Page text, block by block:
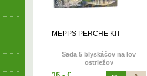
MEPPS PERCHE KIT
Sada 5 blyskáčov na lov
ostriežov